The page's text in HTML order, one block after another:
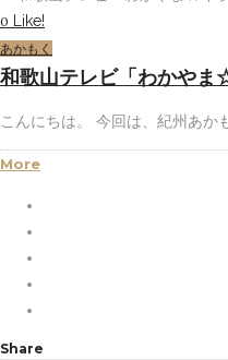
0 Like!
あかもく
和歌山テレビ「わかや
こんにちは。 今回は、紀州あか
More
Share